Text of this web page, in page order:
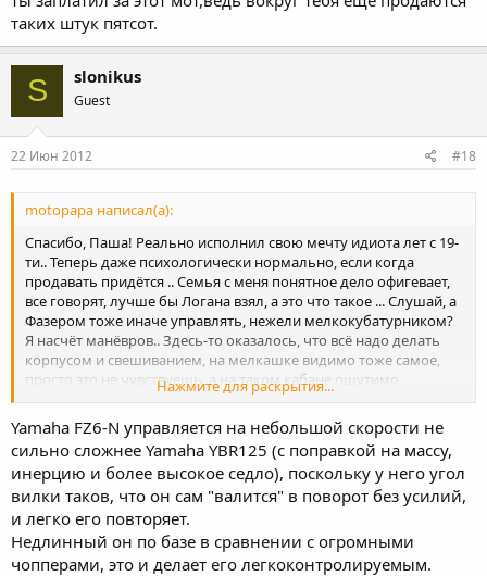
таких штук пятсот.
S slonikus
Guest
22 Июн 2012 #18
motopapa написал(а):
Спасибо, Паша! Реально исполнил свою мечту идиота лет с 19-
ти.. Теперь даже психологически нормально, если когда
продавать придётся .. Семья с меня понятное дело офигевает,
все говорят, лучше бы Логана взял, а это что такое ... Слушай, а
Фазером тоже иначе управлять, нежели мелкокубатурником?
Я насчёт манёвров.. Здесь-то оказалось, что всё надо делать
корпусом и свешиванием, на мелкашке видимо тоже самое,
просто это не чувствуешь, а на таком кабане ощутимо
слишком. Но ведь Фазер тоже не очень лёгкий? И что делать с
колейностью, как ты её проходишь на широком баллоне? Я чё-
то очкую мягко говоря..
Нажмите для раскрытия...
Yamaha FZ6-N управляется на небольшой скорости не
сильно сложнее Yamaha YBR125 (c поправкой на массу,
инерцию и более высокое седло), поскольку у него угол
вилки таков, что он сам "валится" в поворот без усилий,
и легко его повторяет.
Недлинный он по базе в сравнении с огромными
чопперами, это и делает его легкоконтролируемым.